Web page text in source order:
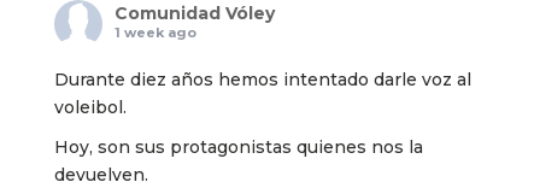
Comunidad Vóley
1 week ago
Durante diez años hemos intentado darle voz al
voleibol.
Hoy, son sus protagonistas quienes nos la
devuelven.